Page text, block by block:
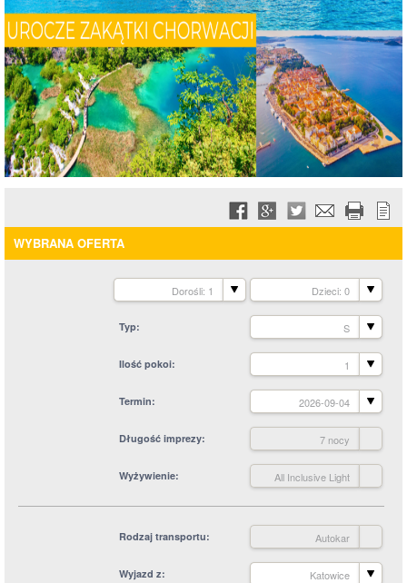
WYBRANA OFERTA
Dorośli: 1 Dzieci: 0
Typ S
Ilość pokoi 1
Termin 2026-09-04
Długość imprezy 7 nocy
Wyżywienie All Inclusive Light
Rodzaj transportu Autokar
Wyjazd z Katowice